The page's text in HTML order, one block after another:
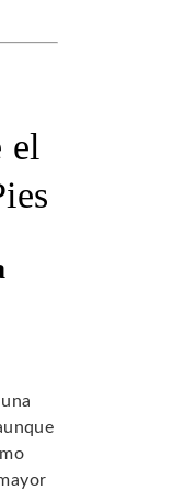
el